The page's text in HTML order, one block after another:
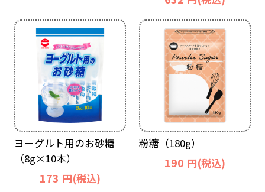
ヨーグルト用のお砂糖
（8g×10本）
173 円(税込)
粉糖（180g）
190 円(税込)